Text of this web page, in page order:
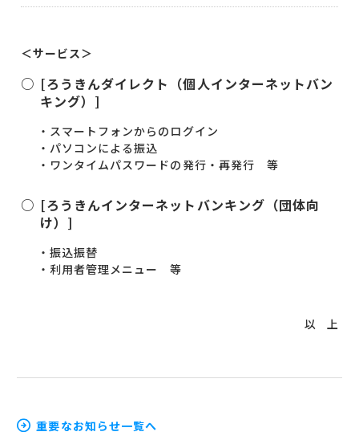
＜サービス＞
[ろうきんダイレクト（個人インターネットバン
キング）]
・スマートフォンからのログイン
・パソコンによる振込
・ワンタイムパスワードの発行・再発行 等
[ろうきんインターネットバンキング（団体向
け）]
・振込振替
・利用者管理メニュー 等
以 上
重要なお知らせ一覧へ